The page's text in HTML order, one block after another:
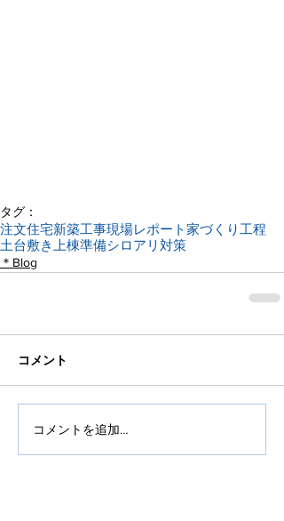
タグ：
注文住宅新築工事現場レポート家づくり工程
土台敷き 上棟準備シロアリ対策
＊Blog
コメント
コメントを追加…